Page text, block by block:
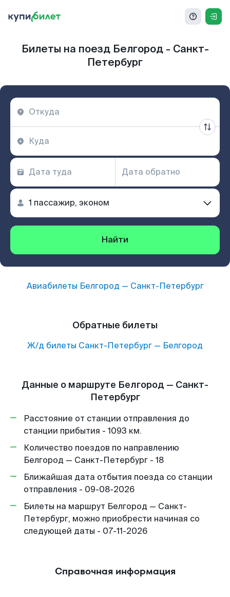
Билеты на поезд Белгород - Санкт-
Петербург
Найти
Авиабилеты Белгород — Санкт-Петербург
Обратные билеты
Ж/д билеты Санкт-Петербург — Белгород
Данные о маршруте Белгород — Санкт-
Петербург
Расстояние от станции отправления до
станции прибытия - 1093 км.
Количество поездов по направлению
Белгород — Санкт-Петербург - 18
Ближайшая дата отбытия поезда со станции
отправления - 09-08-2026
Билеты на маршрут Белгород — Санкт-
Петербург, можно приобрести начиная со
следующей даты - 07-11-2026
Справочная информация